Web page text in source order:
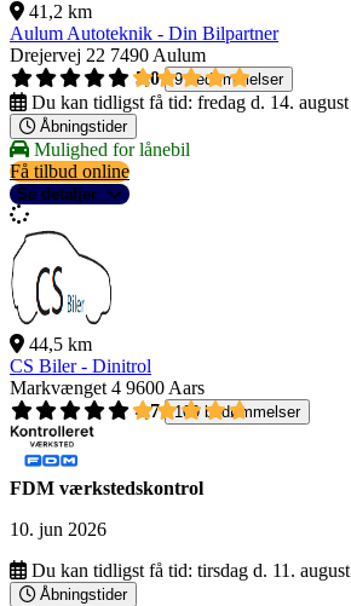
41,2 km
Aulum Autoteknik - Din Bilpartner
Drejervej 22 7490 Aulum
5,0
9 bedømmelser
Du kan tidligst få tid: fredag d. 14. august
Åbningstider
Mulighed for lånebil
Få tilbud online
Se detaljer
44,5 km
CS Biler - Dinitrol
Markvænget 4 9600 Aars
4,7
109 bedømmelser
FDM værkstedskontrol
10. jun 2026
Du kan tidligst få tid: tirsdag d. 11. august
Åbningstider